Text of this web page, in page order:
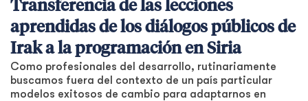
Transferencia de las lecciones
aprendidas de los diálogos públicos de
Irak a la programación en Siria
Como profesionales del desarrollo, rutinariamente
buscamos fuera del contexto de un país particular
modelos exitosos de cambio para adaptarnos en